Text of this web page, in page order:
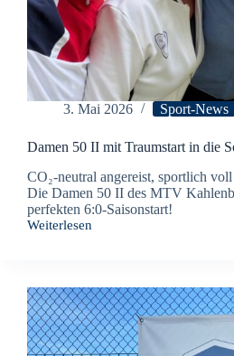
3. Mai 2026 Sport-News
Damen 50 II mit Traumstart in die
CO₂-neutral angereist, sportlich
Die Damen 50 II des MTV
perfekten 6:0-Saisonstart!
Weiterlesen
Damen
Traumstart
in
die
Sommersaison